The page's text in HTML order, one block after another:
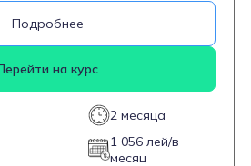
создание и детализацию
одежды, работу с
а также подготовку
предварительного
и направлен на
в
и геймдизайне.
Подробнее
на курс
2 месяца
1 056 лей/в
месяц